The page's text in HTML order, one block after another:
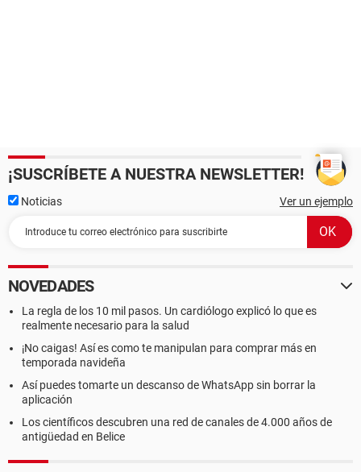
¡SUSCRÍBETE A NUESTRA NEWSLETTER!
Noticias Ver un ejemplo
NOVEDADES
La regla de los 10 mil pasos. Un cardiólogo explicó lo que es
realmente necesario para la salud
¡No caigas! Así es como te manipulan para comprar más en
temporada navideña
Así puedes tomarte un descanso de WhatsApp sin borrar la
aplicación
Los científicos descubren una red de canales de 4.000 años de
antigüedad en Belice